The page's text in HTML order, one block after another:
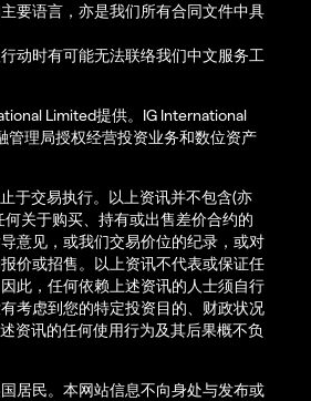
要语言，亦是我们所有合同文件中具
动时有可能无法联络我们中文服务工
Limited提供。IG International
管理局授权经营投资业务和数位资产
于交易执行。以上资讯并不包含(亦
关于购买、持有或出售差价合约的
意见，或我们交易价位的纪录，或对
价或招售。以上资讯不代表或保证任
此，任何依赖上述资讯的人士须自行
考虑到您的特定投资目的、财政状况
资讯的任何使用行为及其后果概不负
居民。本网站信息不向身处与发布或